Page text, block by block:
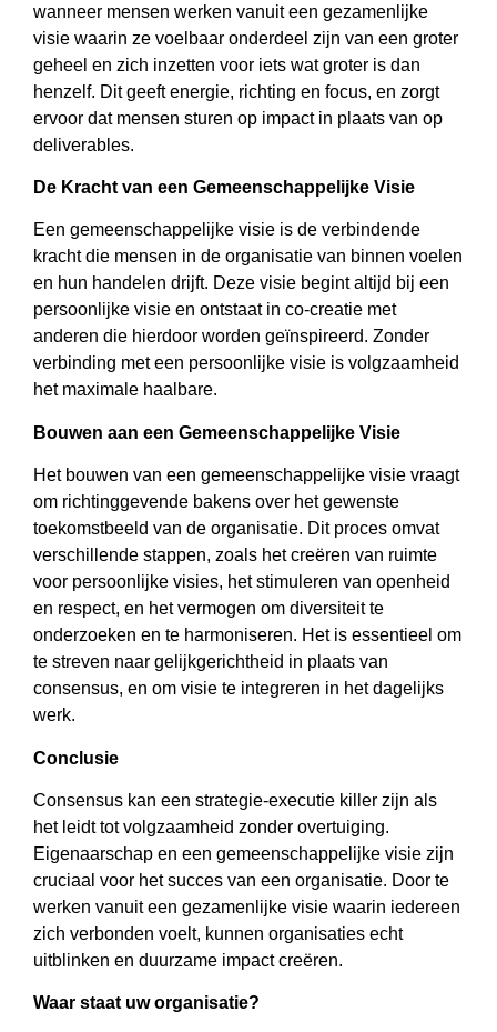
wanneer mensen werken vanuit een gezamenlijke
visie waarin ze voelbaar onderdeel zijn van een groter
geheel en zich inzetten voor iets wat groter is dan
henzelf. Dit geeft energie, richting en focus, en zorgt
ervoor dat mensen sturen op impact in plaats van op
deliverables.
De Kracht van een Gemeenschappelijke Visie
Een gemeenschappelijke visie is de verbindende
kracht die mensen in de organisatie van binnen voelen
en hun handelen drijft. Deze visie begint altijd bij een
persoonlijke visie en ontstaat in co-creatie met
anderen die hierdoor worden geïnspireerd. Zonder
verbinding met een persoonlijke visie is volgzaamheid
het maximale haalbare.
Bouwen aan een Gemeenschappelijke Visie
Het bouwen van een gemeenschappelijke visie vraagt
om richtinggevende bakens over het gewenste
toekomstbeeld van de organisatie. Dit proces omvat
verschillende stappen, zoals het creëren van ruimte
voor persoonlijke visies, het stimuleren van openheid
en respect, en het vermogen om diversiteit te
onderzoeken en te harmoniseren. Het is essentieel om
te streven naar gelijkgerichtheid in plaats van
consensus, en om visie te integreren in het dagelijks
werk.
Conclusie
Consensus kan een strategie-executie killer zijn als
het leidt tot volgzaamheid zonder overtuiging.
Eigenaarschap en een gemeenschappelijke visie zijn
cruciaal voor het succes van een organisatie. Door te
werken vanuit een gezamenlijke visie waarin iedereen
zich verbonden voelt, kunnen organisaties echt
uitblinken en duurzame impact creëren.
Waar staat uw organisatie?